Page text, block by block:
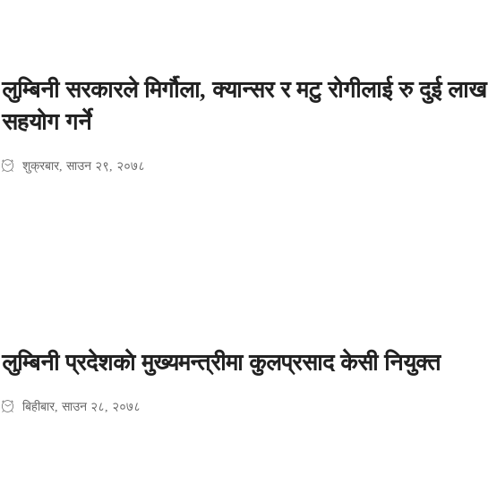
लुम्बिनी सरकारले मिर्गौला, क्यान्सर र मटु रोगीलाई रु दुई लाख
सहयोग गर्ने
शुक्रबार, साउन २९, २०७८
लुम्बिनी प्रदेशकाे मुख्यमन्त्रीमा कुलप्रसाद केसी नियुक्त
बिहीबार, साउन २८, २०७८